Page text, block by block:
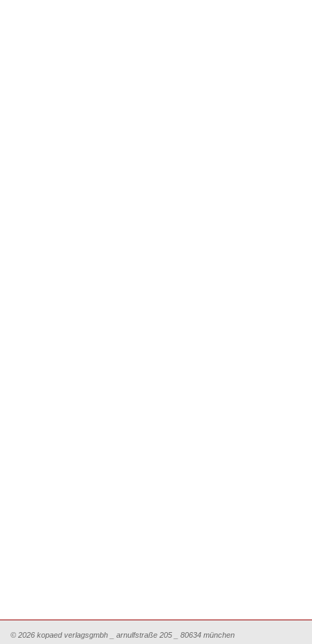
© 2026 kopaed verlagsgmbh _ arnulfstraße 205 _ 80634 münchen